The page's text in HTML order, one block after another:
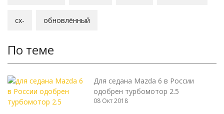
cx- обновлённый
По теме
Для седана Mazda 6 в России
одобрен турбомотор 2.5
08 Окт 2018